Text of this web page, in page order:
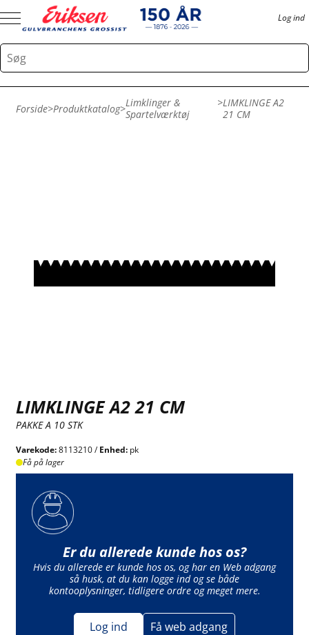
Log ind
Forside>Produktkatalog>Limklinger &
Spartelværktøj
>LIMKLINGE A2
21 CM
LIMKLINGE A2 21 CM
PAKKE A 10 STK
Varekode:8113210 /Enhed: pk
Få på lager
Er du allerede kunde hos os?
Hvis du allerede er kunde hos os, og har en Web adgang
så husk, at du kan logge ind og se både
kontooplysninger, tidligere ordre og meget mere.
Log ind Få web adgang